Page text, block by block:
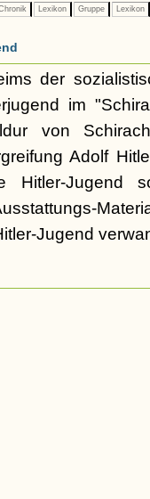
Lexikon Gruppe Lexikon
der
im
von
Adolf
Hitler-Jugend
Jugend